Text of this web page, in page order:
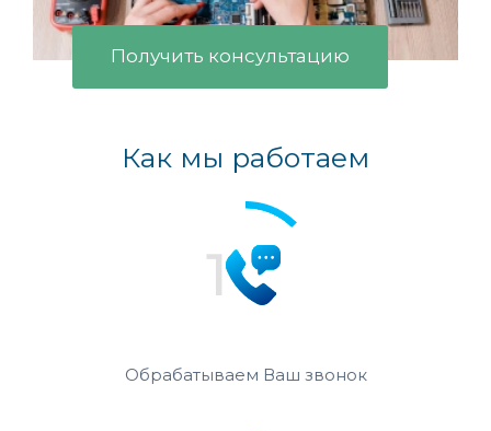
Получить консультацию
Как мы работаем
Обрабатываем Ваш звонок